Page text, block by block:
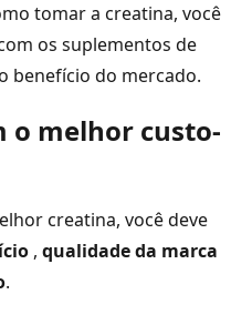
tomar a creatina, você
os suplementos de
benefício do mercado.
o melhor custo-
creatina, você deve
, qualidade da marca
.